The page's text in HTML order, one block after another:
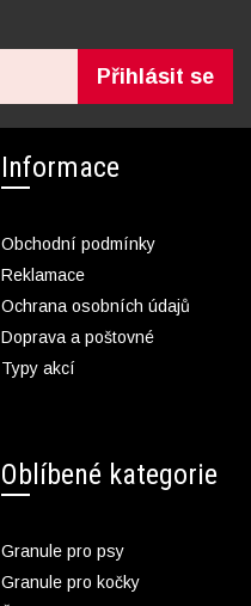
Přihlásit se
Informace
Obchodní podmínky
Reklamace
Ochrana osobních údajů
Doprava a poštovné
Typy akcí
Oblíbené kategorie
Granule pro psy
Granule pro kočky